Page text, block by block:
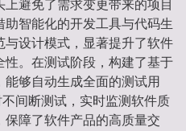
避免了需求变更带来的项目
智能化的开发工具与代码生
与设计模式，显著提升了软件
。在测试阶段，构建了基于
能够自动生成全面的测试用
间断测试，实时监测软件质
障了软件产品的高质量交